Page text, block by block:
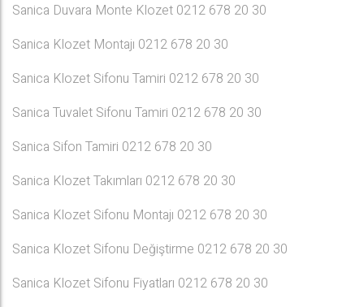
Sanica Duvara Monte Klozet 0212 678 20 30
Sanica Klozet Montajı 0212 678 20 30
Sanica Klozet Sifonu Tamiri 0212 678 20 30
Sanica Tuvalet Sifonu Tamiri 0212 678 20 30
Sanica Sifon Tamiri 0212 678 20 30
Sanica Klozet Takımları 0212 678 20 30
Sanica Klozet Sifonu Montajı 0212 678 20 30
Sanica Klozet Sifonu Değiştirme 0212 678 20 30
Sanica Klozet Sifonu Fiyatları 0212 678 20 30